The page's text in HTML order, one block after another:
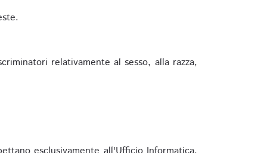
relativamente al sesso, alla razza,